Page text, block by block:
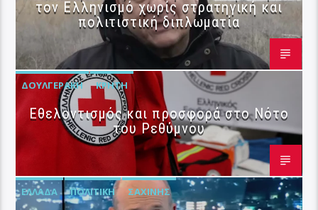
τον Ελληνισμό χωρίς στρατηγική και
πολιτιστική διπλωματία
ΔΟΥΛΓΕΡΆΚΗ ΚΡΉΤΗ
Εθελοντισμός και προσφορά στο Νότο
του Ρεθύμνου
ΕΛΛΆΔΑ ΠΟΛΙΤΙΚΉ ΣΑΧΊΝΗΣ